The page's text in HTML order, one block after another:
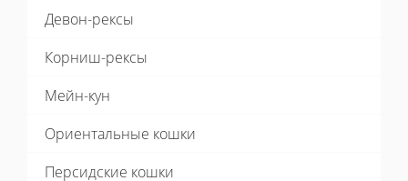
Девон-рексы
Корниш-рексы
Мейн-кун
Ориентальные кошки
Персидские кошки